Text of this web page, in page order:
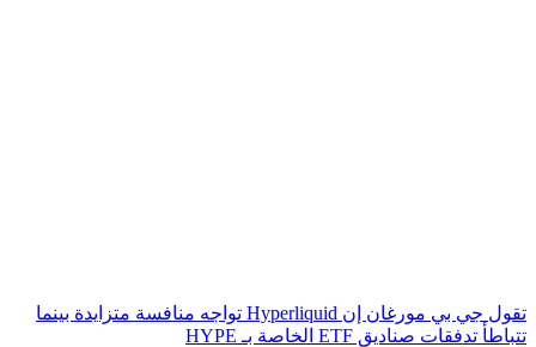
تقول جي بي مورغان إن Hyperliquid تواجه منافسة متزايدة بينما
تتباطأ تدفقات صناديق ETF الخاصة بـ HYPE